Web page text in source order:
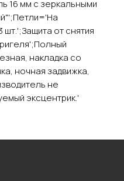
16 мм с зеркальными
шт.';Защита от снятия
накладка со
ночная задвижка,
не
эксцентрик.'